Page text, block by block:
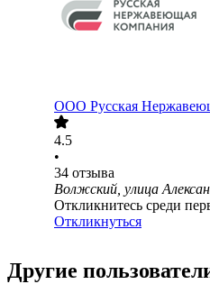
ООО Русская
4.5
•
34 отзыва
Волжский, улица
Откликнитесь среди
Откликнуться
Другие